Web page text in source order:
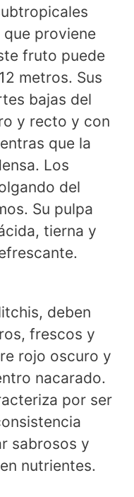
proviene
fruto puede
metros. Sus
bajas del
y recto y con
que la
Los
del
Su pulpa
tierna y
deben
frescos y
rojo oscuro y
nacarado.
por ser
sabrosos y
nutrientes.